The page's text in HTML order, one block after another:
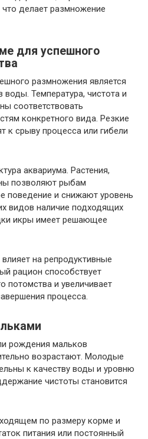
делает размножение
для успешного
размножения является
воды. Температура, чистота и
соответствовать
конкретного вида. Резкие
к срыву процесса или гибели
аквариума. Растения,
позволяют рыбам
поведение и снижают уровень
видов наличие подходящих
икры имеет решающее
на репродуктивные
рацион способствует
и увеличивает
процесса.
рождения мальков
возрастают. Молодые
к качеству воды и уровню
чистоты становится
по размеру корме и
питания или постоянный